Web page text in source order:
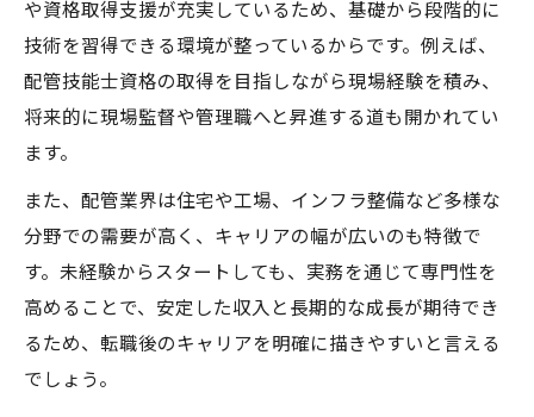
や資格取得支援が充実しているため、基礎から段階的に
技術を習得できる環境が整っているからです。例えば、
配管技能士資格の取得を目指しながら現場経験を積み、
将来的に現場監督や管理職へと昇進する道も開かれてい
ます。
また、配管業界は住宅や工場、インフラ整備など多様な
分野での需要が高く、キャリアの幅が広いのも特徴で
す。未経験からスタートしても、実務を通じて専門性を
高めることで、安定した収入と長期的な成長が期待でき
るため、転職後のキャリアを明確に描きやすいと言える
でしょう。